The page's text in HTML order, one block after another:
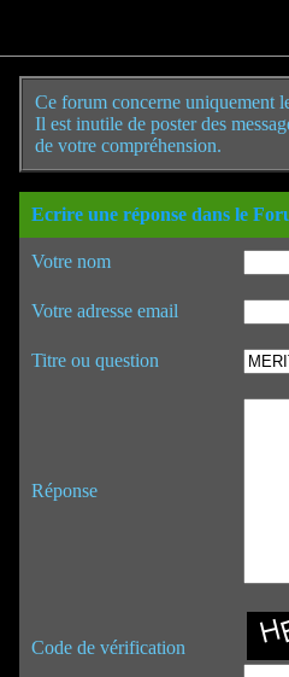
Ce forum concerne uniquement
Il est inutile de poster des
de votre compréhension.
Ecrire une réponse dans le
Votre nom
Votre adresse email
Titre ou question
Réponse
Code de vérification